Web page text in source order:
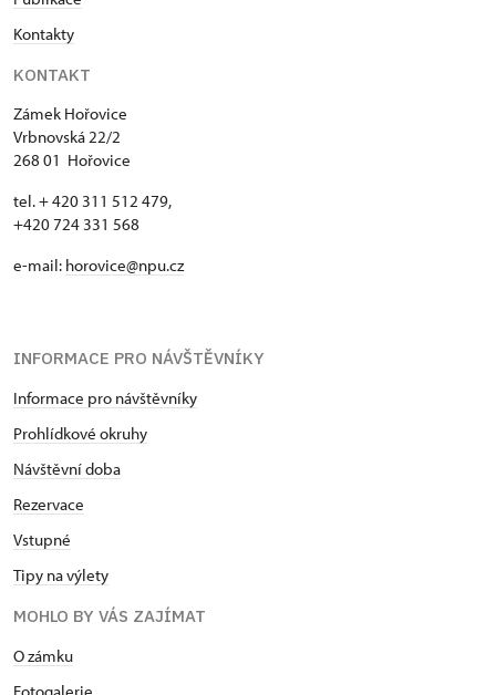
Kontakty
KONTAKT
Zámek Hořovice
Vrbnovská 22/2
268 01 Hořovice
tel. + 420 311 512 479,
+420 724 331 568
e-mail: horovice@npu.cz
INFORMACE PRO NÁVŠTĚVNÍKY
Informace pro návštěvníky
Prohlídkové okruhy
Návštěvní doba
Rezervace
Vstupné
Tipy na výlety
MOHLO BY VÁS ZAJÍMAT
O zámku